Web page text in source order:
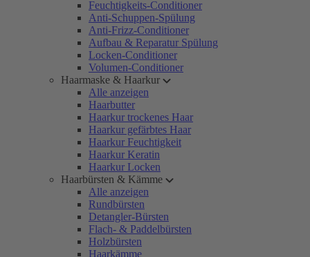
Feuchtigkeits-Conditioner
Anti-Schuppen-Spülung
Anti-Frizz-Conditioner
Aufbau & Reparatur Spülung
Locken-Conditioner
Volumen-Conditioner
Haarmaske & Haarkur
Alle anzeigen
Haarbutter
Haarkur trockenes Haar
Haarkur gefärbtes Haar
Haarkur Feuchtigkeit
Haarkur Keratin
Haarkur Locken
Haarbürsten & Kämme
Alle anzeigen
Rundbürsten
Detangler-Bürsten
Flach- & Paddelbürsten
Holzbürsten
Haarkämme